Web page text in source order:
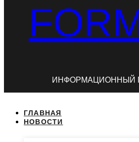
ИНФОРМАЦИОННЫЙ
ГЛАВНАЯ
НОВОСТИ